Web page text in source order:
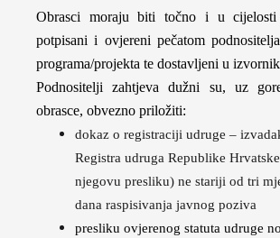
Obrasci moraju biti točno i u cijelosti
potpisani i ovjereni pečatom
programa/projekta te dostavljeni u
Podnositelji zahtjeva dužni su, uz
obrasce, obvezno priložiti:
dokaz o registraciji udruge –
Registra udruga Republike
njegovu presliku) ne stariji od tri
dana raspisivanja javnog poziva
presliku ovjerenog statuta udruge